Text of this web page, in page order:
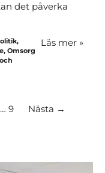
det påverka
Omsorg
Läs mer »
… 9 Nästa →